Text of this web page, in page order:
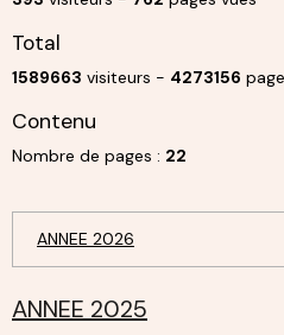
Total
1589663 visiteurs - 4273156
Contenu
Nombre de pages : 22
ANNEE 2026
ANNEE 2025